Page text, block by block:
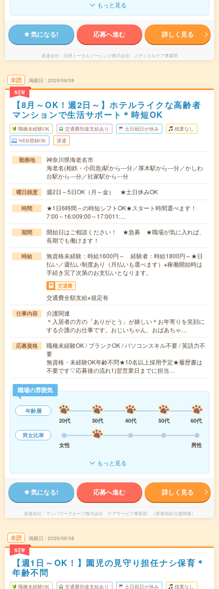
もっと見る
気になる! 応募へ進む 詳しく見る
派遣会社 日研トータルソーシング株式会社 メディカルケア事業部
未読
NEW
掲載日 2026/08/08
【8月～OK！週2日～】ホテルライクな高齢者
マンションで生活サポート＊時短OK
職種未経験OK 交通費別途支給あり 土日祝日が休み 残業なし
WEB登録OK 派遣
勤務地
神奈川県海老名市
海老名(相鉄・小田急)駅から---分／厚木駅から---分／かしわ
台駅から---分／社家駅から---分
曜日頻度 週2日～5日OK（月～金） ★土日休みOK
時間
★1日6時間～の時短シフトOK★スタート時間選べます！
7:00～16:009:00～17:0011:…
期間
開始日はご相談ください！ ★急募 ★職場が気に入れば、
長期でも働けます！
時給
無資格未経験：時給1600円～ 経験者：時給1800円～★日
払い／週払い制度あり（月払いも選べます）※稼働開始時は
手続き完了次第のお支払いとなります。
交通費
交通費全額支給※規定有
仕事内容
介護関連
＊入居者の方の「ありがとう」が嬉しい＊お年寄りを笑顔に
する介護のお仕事です。おじいちゃん、おばあちゃ…
応募資格
職種未経験OK / ブランクOK / パソコンスキル不要 / 英語力不
要
無資格・未経験OK年齢不問★10名以上採用予定★履歴書は
不要です▽応募後の流れ1)翌営業日までに担当…
職場の雰囲気
年齢層
20代
30代 40代 50代
60代
男女比率
女性
男性
もっと見る
気になる! 応募へ進む 詳しく見る
派遣会社 マンパワーグループ株式会社 ケアサービス事業部 （医療福祉介護関連）
未読
NEW
掲載日 2026/08/08
【週1日～OK！】園児の見守り担任ナシ保育＊
年齢不問
職種未経験OK 交通費別途支給あり 土日祝日が休み 残業なし